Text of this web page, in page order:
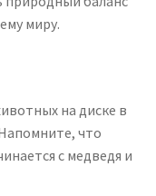
миру.
на диске в
что
с медведя и